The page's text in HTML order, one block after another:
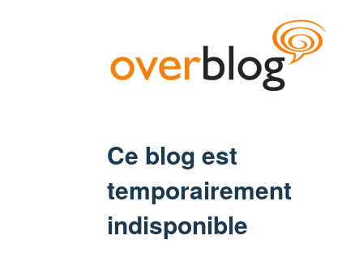
Ce blog est
temporairement
indisponible